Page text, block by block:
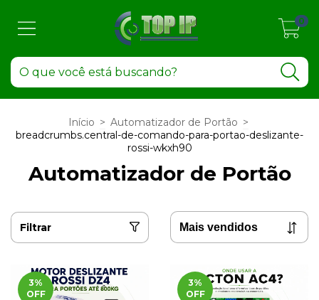
0
Início > Automatizador de Portão >
breadcrumbs.central-de-comando-para-portao-deslizante-
rossi-wkxh90
Automatizador de Portão
Filtrar
3%
OFF
3%
OFF